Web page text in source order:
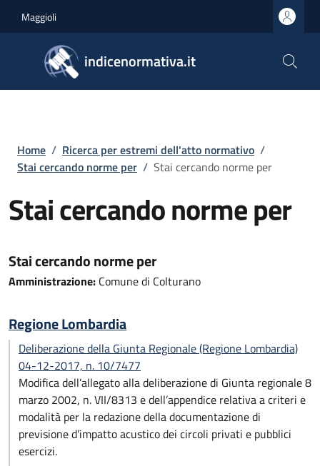
Maggioli
indicenormativa.it
Briciole di pane
Home / Ricerca per estremi dell'atto normativo /
Stai cercando norme per / Stai cercando norme per
Stai cercando norme per
Stai cercando norme per
Amministrazione: Comune di Colturano
Regione Lombardia
Deliberazione della Giunta Regionale (Regione Lombardia)
04-12-2017, n. 10/7477
Modifica dell’allegato alla deliberazione di Giunta regionale 8
marzo 2002, n. VII/8313 e dell’appendice relativa a criteri e
modalità per la redazione della documentazione di
previsione d’impatto acustico dei circoli privati e pubblici
esercizi.